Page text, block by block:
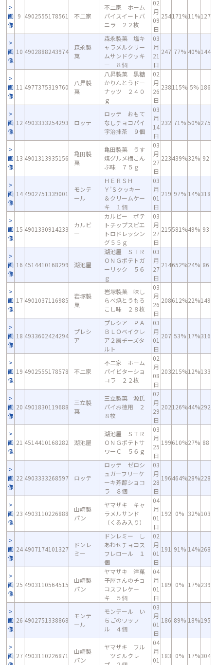
画
像
9 4902555178561 不二家
不二家 ホーム
パイスイートバ
ニラ ２２枚
02
月
09
日
254171%11%127
画
像
10 4902888243974
森永製
菓
森永製菓 塩キ
ャラメルクリー
ムサンドクッキ
ー ８個
03
月
21
日
247 77% 40%144
画
像
11 4977375319760
八昇製
菓
八昇製菓 黒糖
かりんとうドー
ナッツ ２４０
ｇ
02
月
26
日
238115% 5% 186
画
像
12 4903333254293 ロッテ
ロッテ おもて
なしチョコパイ
宇治抹茶 ９個
03
月
14
日
232 71% 50%275
画
像
13 4901313935156
亀田製
菓
亀田製菓 うす
焼グルメ梅こん
ぶ味 ７５ｇ
03
月
27
日
223439%32% 92
画
像
14 4902751339001
モンテ
ール
ＨＥＲＳＨ
Ｙ’Ｓクッキー
＆クリームケー
キ １個
03
月
01
日
219 97% 14%318
画
像
15 4901330914233
カルビ
ー
カルビー ポテ
トチップスピエ
トロドレッシン
グ５５ｇ
03
月
27
日
215581%49% 93
画
像
16 4514410168299 湖池屋
湖池屋 ＳＴＲ
ＯＮＧポテトガ
ーリック ５６
ｇ
03
月
27
日
214652%24% 86
画
像
17 4901037116985
岩塚製
菓
岩塚製菓 味し
らべ焼とうもろ
こし味 ２８枚
03
月
26
日
208612%22%149
画
像
18 4933602424294
プレシ
ア
プレシア ＰＡ
ＢＬＯベイクレ
ア２層チーズタ
ルト
03
月
01
日
207 53% 17%316
画
像
19 4902555178578 不二家
不二家 ホーム
パイビターショ
コラ ２２枚
02
月
08
日
203215%12%133
画
像
20 4901830119688
三立製
菓
三立製菓 源氏
パイお徳用 ２
８枚
02
月
29
日
202126%44%292
画
像
21 4514410168282 湖池屋
湖池屋 ＳＴＲ
ＯＮＧポテトサ
ワーＣ ５６ｇ
03
月
25
日
199610%27% 88
画
像
22 4903333268597 ロッテ
ロッテ ゼロシ
ュガーフリーケ
ーキ芳醇ショコ
ラ ８個
03
月
28
日
196464%28%228
画
像
23 4903110226888
山崎製
パン
ヤマザキ キャ
ラメルサンド
（くるみ入り）
04
月
01
日
192 0% 32%103
画
像
24 4907174101327
ドンレ
ミー
ドンレミー し
あわせチョコス
フレロール １
個
02
月
01
日
191 91% 14%268
画
像
25 4903110564515
山崎製
パン
ヤマザキ 洋菓
子屋さんのチョ
コスフレケ－
キ ５個
04
月
01
日
189 0% 17%239
画
像
26 4902751338868
モンテ
ール
モンテール い
ちごのワッフ
ル ４個
03
月
01
日
186 89% 18%195
画 27 4903110226871
山崎製
パン
ヤマザキ フル
－ツミルクレ－
04
月
01
183 0% 17%304